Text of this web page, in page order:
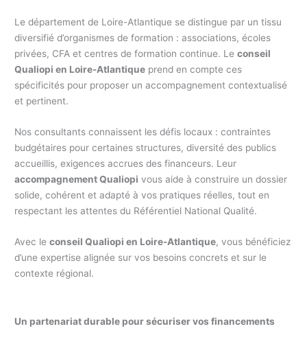
Le département de Loire-Atlantique se distingue par un tissu
diversifié d’organismes de formation : associations, écoles
privées, CFA et centres de formation continue. Leconseil
Qualiopi en Loire-Atlantique prend en compte ces
spécificités pour proposer un accompagnement contextualisé
et pertinent.
Nos consultants connaissent les défis locaux : contraintes
budgétaires pour certaines structures, diversité des publics
accueillis, exigences accrues des financeurs. Leur
accompagnement Qualiopi vous aide à construire un dossier
solide, cohérent et adapté à vos pratiques réelles, tout en
respectant les attentes du Référentiel National Qualité.
Avec leconseil Qualiopi en Loire-Atlantique, vous bénéficiez
d’une expertise alignée sur vos besoins concrets et sur le
contexte régional.
Un partenariat durable pour sécuriser vos financements